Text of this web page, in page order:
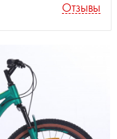
Отзывы